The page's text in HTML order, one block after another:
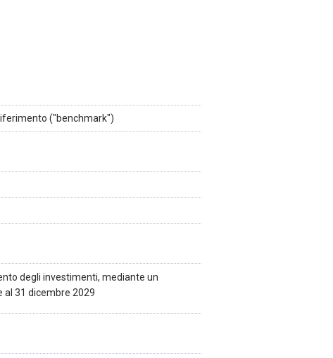
("benchmark")
degli investimenti, mediante un
31 dicembre 2029